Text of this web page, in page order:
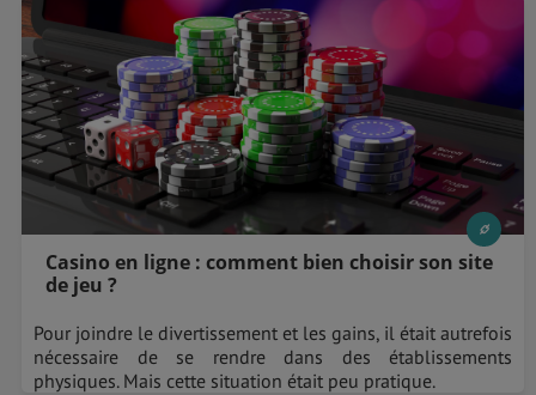
Casino en ligne : comment bien choisir son site
de jeu ?
Pour joindre le divertissement et les gains, il était autrefois
nécessaire de se rendre dans des établissements
physiques. Mais cette situation était peu pratique.